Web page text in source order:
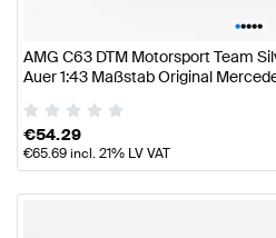
•••••
AMG C63 DTM Motorsport Team
Auer 1:43 Maßstab Original
€54.29
€65.69incl. 21% LV VAT